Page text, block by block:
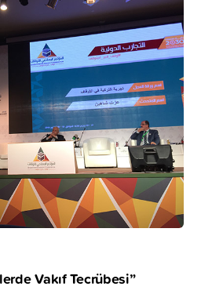
Vakıf Tecrübesi”